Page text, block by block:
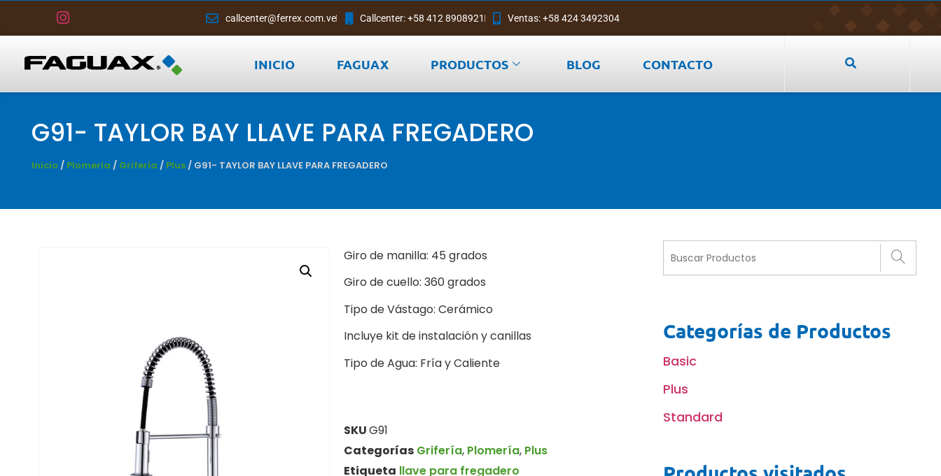
callcenter@ferrex.com.ve Callcenter: +58 412 8908921 Ventas: +58 424 3492304
INICIO FAGUAX PRODUCTOS BLOG CONTACTO
G91- TAYLOR BAY LLAVE PARA FREGADERO
Inicio / Plomería / Grifería / Plus/ G91- TAYLOR BAY LLAVE PARA FREGADERO
Giro de manilla: 45 grados
Giro de cuello: 360 grados
Tipo de Vástago: Cerámico
Incluye kit de instalación y canillas
Tipo de Agua: Fría y Caliente
SKUG91
Categorías Grifería, Plomería, Plus
Etiqueta llave para fregadero
Categorías de Productos
Basic
Plus
Standard